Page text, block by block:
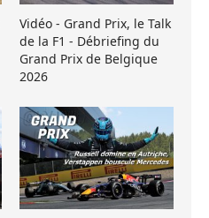
Vidéo - Grand Prix, le Talk
de la F1 - Débriefing du
Grand Prix de Belgique
2026